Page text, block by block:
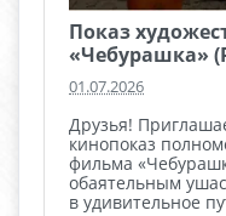
Показ
«Чебурашка»
01.07.2026
Друзья!
кинопоказ
фильма
обаятельным
в удивительное